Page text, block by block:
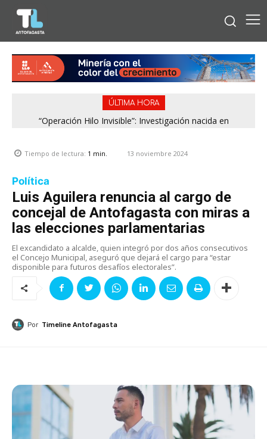
ÚLTIMA HORA
“Operación Hilo Invisible”: Investigación nacida en
Tiempo de lectura: 1 min. 13 noviembre 2024
Política
Luis Aguilera renuncia al cargo de
concejal de Antofagasta con miras a
las elecciones parlamentarias
El excandidato a alcalde, quien integró por dos años consecutivos
el Concejo Municipal, aseguró que dejará el cargo para “estar
disponible para futuros desafíos electorales”.
Por Timeline Antofagasta